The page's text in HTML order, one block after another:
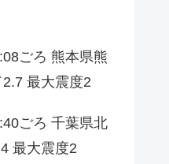
ごろ 熊本県熊
最大震度2
ごろ 千葉県北
最大震度2